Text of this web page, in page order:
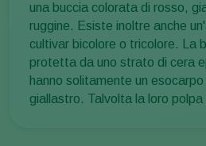
una buccia colorata di rosso,
ruggine. Esiste inoltre anche
cultivar bicolore o tricolore. La
protetta da uno strato di cera
hanno solitamente un
giallastro. Talvolta la loro polpa